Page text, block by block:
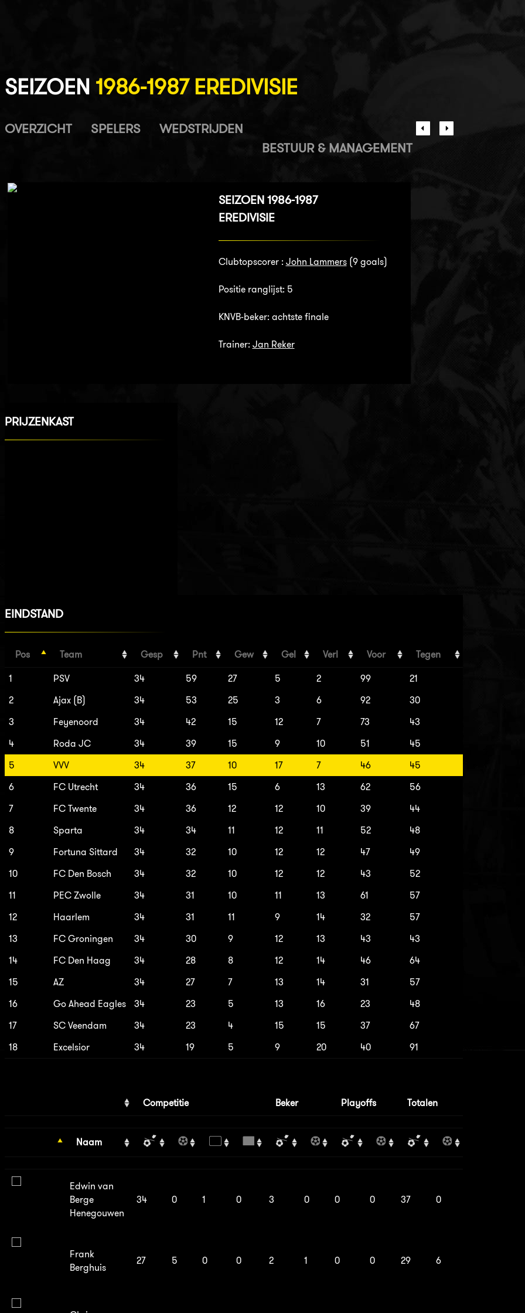
SEIZOEN 1986-1987 EREDIVISIE
OVERZICHT SPELERS
WEDSTRIJDEN
BESTUUR & MANAGEMENT
SEIZOEN 1986-1987
EREDIVISIE
Clubtopscorer : John Lammers(9 goals)
Positie ranglijst: 5
KNVB-beker: achtste finale
Trainer: Jan Reker
PRIJZENKAST
EINDSTAND
Pos Team Gesp Pnt Gew Gel Verl Voor Tegen
1 PSV 34 59 27 5 2 99
21
2
Ajax (B) 34 53 25 3 6 92
30
3
Feyenoord 34 42 15 12 7 73
43
4
Roda JC 34 39 15 9 10 51
45
5
VVV 34 37 10 17 7 46
45
6
FC Utrecht 34 36 15 6 13 62
56
7
FC Twente 34 36 12 12 10 39
44
8
Sparta 34 34 11 12 11 52
48
9
Fortuna Sittard 34 32 10 12 12 47
49
10
FC Den Bosch 34 32 10 12 12 43
52
11
PEC Zwolle 34 31 10 11 13 61
57
12
Haarlem 34 31 11 9 14 32
57
13
FC Groningen 34 30 9 12 13 43
43
14
FC Den Haag 34 28 8 12 14 46
64
15
AZ 34 27 7 13 14 31
57
16
Go Ahead Eagles 34 23 5 13 16 23
48
17
SC Veendam 34 23 4 15 15 37
67
18
Excelsior 34 19 5 9 20 40 91
Competitie Beker Playoffs Totalen
Naam
Edwin van
Berge
Henegouwen
34 0 1 0 3 0 0 0 37 0
Frank
Berghuis
27 5 0 0 2 1 0 0 29 6